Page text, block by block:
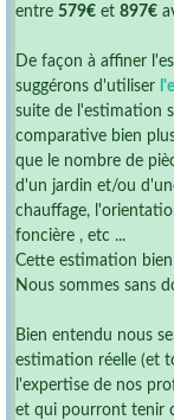
entre 579€ et 897€
De façon à affiner
suggérons d'utiliser
suite de l'estimation
comparative bien
que le nombre de
d'un jardin et/ou
chauffage,
foncière , etc ...
Cette estimation
Nous sommes sans
Bien entendu nous
estimation réelle (et
l'expertise de nos
et qui pourront tenir